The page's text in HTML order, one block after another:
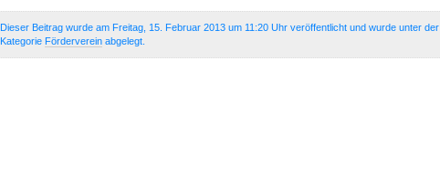
Dieser Beitrag wurde am Freitag, 15. Februar 2013 um 11:20 Uhr veröffentlicht und wurde unter der
Kategorie Förderverein abgelegt.